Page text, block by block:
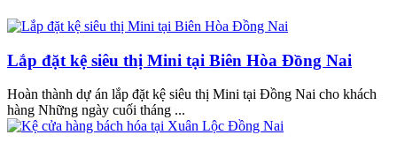
Lắp đặt kệ siêu thị Mini tại Biên Hòa Đồng Nai
Hoàn thành dự án lắp đặt kệ siêu thị Mini tại Đồng Nai cho khách
hàng Những ngày cuối tháng ...